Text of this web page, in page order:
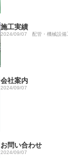
施工実績
2024/09/07 配管・機械設備
会社案内
2024/09/07
お問い合わせ
2024/09/07